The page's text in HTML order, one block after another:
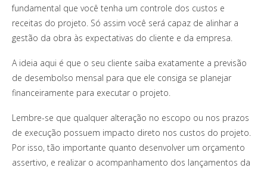
fundamental que você tenha um controle dos custos e
receitas do projeto. Só assim você será capaz de alinhar a
gestão da obra às expectativas do cliente e da empresa.
A ideia aqui é que o seu cliente saiba exatamente a previsão
de desembolso mensal para que ele consiga se planejar
financeiramente para executar o projeto.
Lembre-se que qualquer alteração no escopo ou nos prazos
de execução possuem impacto direto nos custos do projeto.
Por isso, tão importante quanto desenvolver um orçamento
assertivo, e realizar o acompanhamento dos lançamentos da